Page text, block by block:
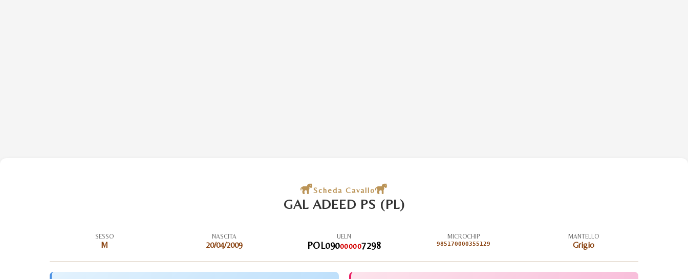
Scheda Cavallo
GAL ADEED PS (PL)
SESSO
M
NASCITA
20/04/2009
UELN
POL090000007298
MICROCHIP
985170000355129
MANTELLO
Grigio